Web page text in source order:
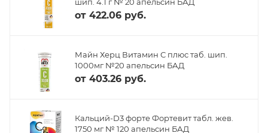
от 422.06 руб.
Майн Херц Витамин С плюс таб. шип.
1000мг №20 апельсин БАД
от 403.26 руб.
Кальций-D3 форте Фортевит табл. жев.
1750 мг № 120 апельсин БАД